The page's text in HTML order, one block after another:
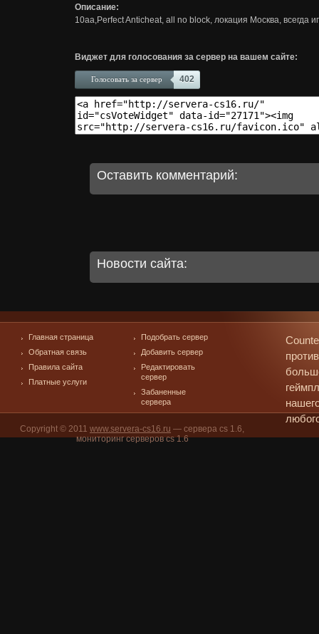
Описание:
10aa,Perfect Anticheat, all no block, локация Москва, всегда
Виджет для голосования за сервер на вашем сайте:
402
Голосовать за сервер
Оставить комментарий:
Новости сайта:
Главная страница
Обратная связь
Правила сайта
Платные услуги
Подобрать сервер
Добавить сервер
Редактировать
сервер
Забаненные
сервера
Copyright © 2011 www.servera-cs16.ru — сервера cs 1.6,
мониторинг серверов cs 1.6